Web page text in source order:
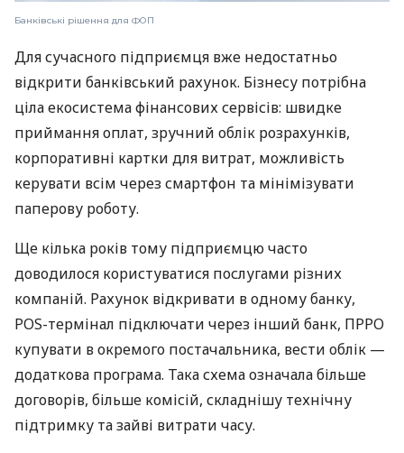
Банківські рішення для ФОП
Для сучасного підприємця вже недостатньо
відкрити банківський рахунок. Бізнесу потрібна
ціла екосистема фінансових сервісів: швидке
приймання оплат, зручний облік розрахунків,
корпоративні картки для витрат, можливість
керувати всім через смартфон та мінімізувати
паперову роботу.
Ще кілька років тому підприємцю часто
доводилося користуватися послугами різних
компаній. Рахунок відкривати в одному банку,
POS-термінал підключати через інший банк, ПРРО
купувати в окремого постачальника, вести облік —
додаткова програма. Така схема означала більше
договорів, більше комісій, складнішу технічну
підтримку та зайві витрати часу.